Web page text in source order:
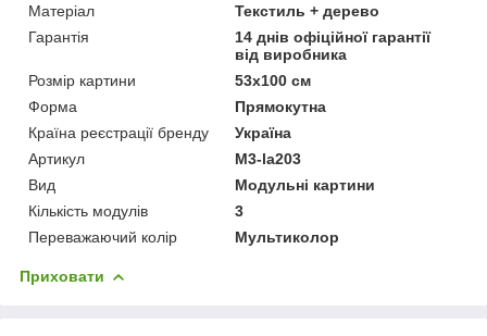
Матеріал
Текстиль + дерево
Гарантія
14 днів офіційної гарантії
від виробника
Розмір картини
53х100 см
Форма
Прямокутна
Країна реєстрації бренду
Україна
Артикул
M3-la203
Вид
Модульні картини
Кількість модулів
3
Переважаючий колір
Мультиколор
Приховати